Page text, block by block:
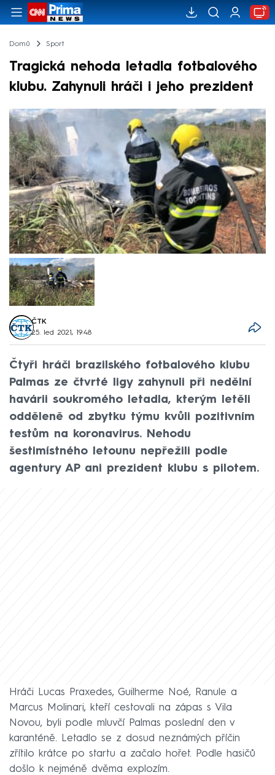
Domů Sport
Tragická nehoda letadla fotbalového
klubu. Zahynuli hráči i jeho prezident
ČTK
25. led 2021, 19:48
Čtyři hráči brazilského fotbalového klubu
Palmas ze čtvrté ligy zahynuli při nedělní
havárii soukromého letadla, kterým letěli
odděleně od zbytku týmu kvůli pozitivním
testům na koronavirus. Nehodu
šestimístného letounu nepřežili podle
agentury AP ani prezident klubu s pilotem.
Hráči Lucas Praxedes, Guilherme Noé, Ranule a
Marcus Molinari, kteří cestovali na zápas s Vila
Novou, byli podle mluvčí Palmas poslední den v
karanténě. Letadlo se z dosud neznámých příčin
zřítilo krátce po startu a začalo hořet. Podle hasičů
došlo k nejméně dvěma explozím.